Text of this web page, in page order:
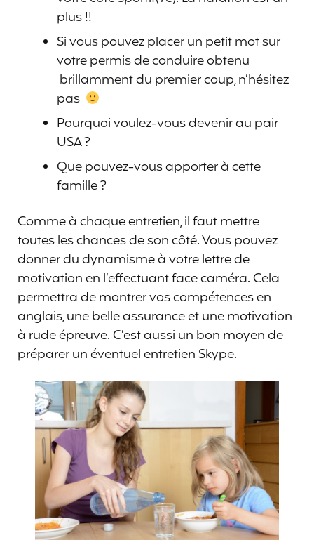
plus !!
Si vous pouvez placer un petit mot sur
votre permis de conduire obtenu
brillamment du premier coup, n’hésitez
pas
Pourquoi voulez-vous devenir au pair
USA ?
Que pouvez-vous apporter à cette
famille ?
Comme à chaque entretien, il faut mettre
toutes les chances de son côté. Vous pouvez
donner du dynamisme à votre lettre de
motivation en l’effectuant face caméra. Cela
permettra de montrer vos compétences en
anglais, une belle assurance et une motivation
à rude épreuve. C’est aussi un bon moyen de
préparer un éventuel entretien Skype.